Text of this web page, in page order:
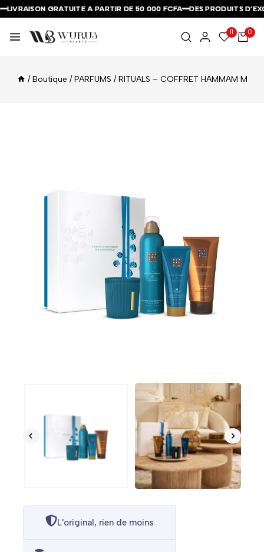
GRATUITE A PARTIR DE 50 000 FCFA DES PRODUITS
GRATUITE A PARTIR DE 50 000 FCFA DES PRODUITS
GRATUITE A PARTIR DE 50 000 FCFA DES PRODUITS
11 0
/ Boutique / PARFUMS / RITUALS – COFFRET HAMMAM M
L'original, rien de moins